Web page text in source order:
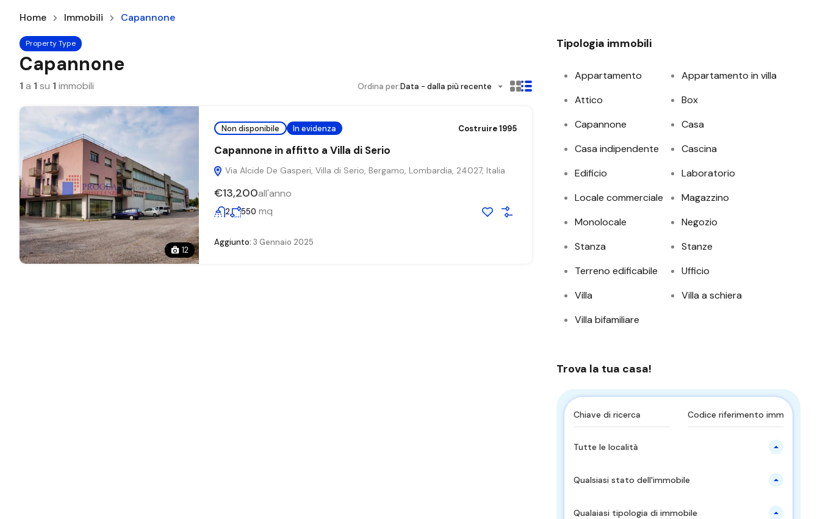
Home Immobili Capannone
Property Type
Capannone
1a 1su 1immobili Ordina per:Data - dalla più recente
12
Non disponibile In evidenza Costruire 1995
Capannone in affitto a Villa di Serio
Via Alcide De Gasperi, Villa di Serio, Bergamo, Lombardia, 24027, Italia
€13,200all'anno
2 550 mq
Aggiunto: 3 Gennaio 2025
Tipologia immobili
Appartamento
Appartamento in villa
Attico
Box
Capannone
Casa
Casa indipendente
Cascina
Edificio
Laboratorio
Locale commerciale
Magazzino
Monolocale
Negozio
Stanza
Stanze
Terreno edificabile
Ufficio
Villa
Villa a schiera
Villa bifamiliare
Trova la tua casa!
Tutte le località
Qualsiasi stato dell'immobile
Qualaiasi tipologia di immobile